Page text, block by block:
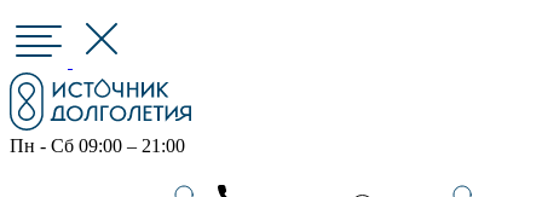
Пн - Сб 09:00 – 21:00